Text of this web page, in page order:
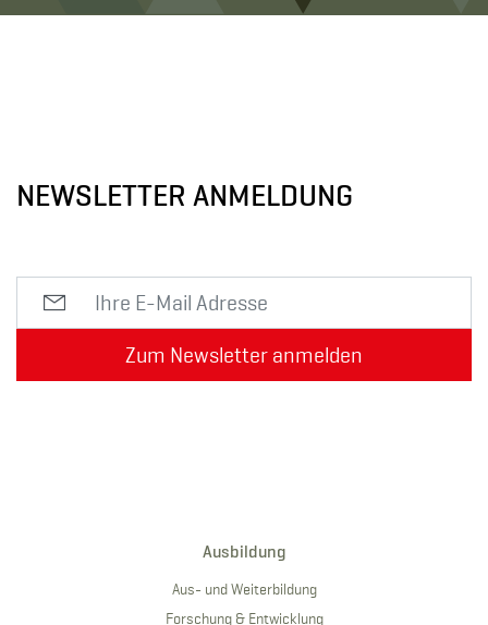
NEWSLETTER ANMELDUNG
Zum Newsletter anmelden
Ausbildung
Aus- und Weiterbildung
Forschung & Entwicklung